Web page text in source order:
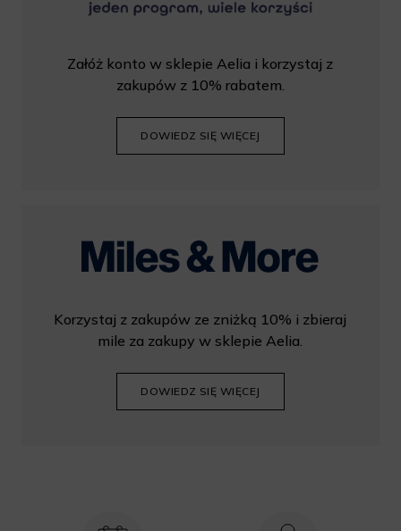
Załóż konto w sklepie Aelia i korzystaj z
zakupów z 10% rabatem.
DOWIEDZ SIĘ WIĘCEJ
Korzystaj z zakupów ze zniżką 10% i zbieraj
mile za zakupy w sklepie Aelia.
DOWIEDZ SIĘ WIĘCEJ